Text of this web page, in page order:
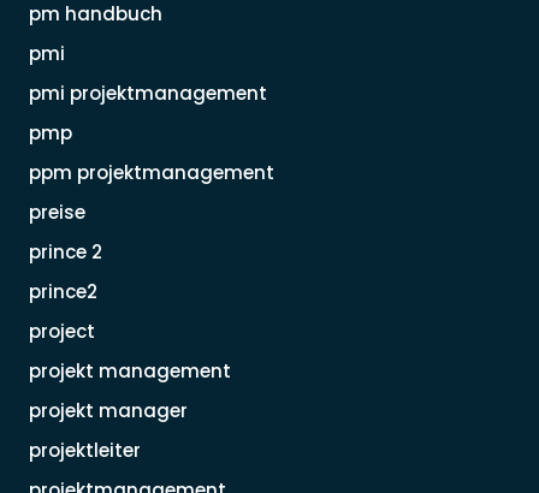
pm handbuch
pmi
pmi projektmanagement
pmp
ppm projektmanagement
preise
prince 2
prince2
project
projekt management
projekt manager
projektleiter